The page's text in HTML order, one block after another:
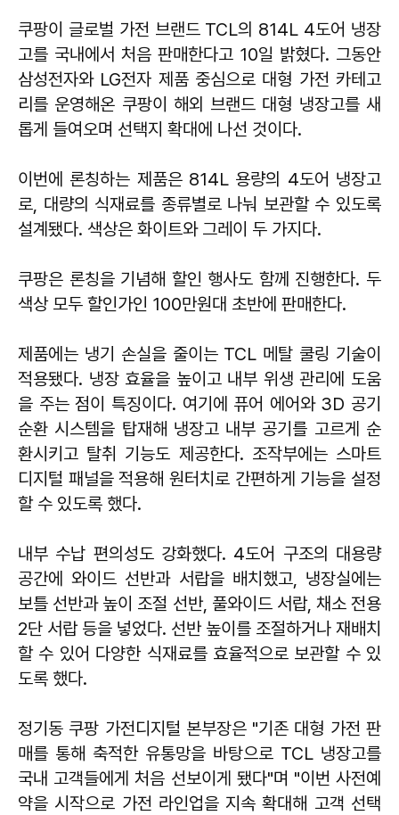
쿠팡이 글로벌 가전 브랜드 TCL의 814L 4도어 냉장
고를 국내에서 처음 판매한다고 10일 밝혔다. 그동안
삼성전자와 LG전자 제품 중심으로 대형 가전 카테고
리를 운영해온 쿠팡이 해외 브랜드 대형 냉장고를 새
롭게 들여오며 선택지 확대에 나선 것이다.
이번에 론칭하는 제품은 814L 용량의 4도어 냉장고
로, 대량의 식재료를 종류별로 나눠 보관할 수 있도록
설계됐다. 색상은 화이트와 그레이 두 가지다.
쿠팡은 론칭을 기념해 할인 행사도 함께 진행한다. 두
색상 모두 할인가인 100만원대 초반에 판매한다.
제품에는 냉기 손실을 줄이는 TCL 메탈 쿨링 기술이
적용됐다. 냉장 효율을 높이고 내부 위생 관리에 도움
을 주는 점이 특징이다. 여기에 퓨어 에어와 3D 공기
순환 시스템을 탑재해 냉장고 내부 공기를 고르게 순
환시키고 탈취 기능도 제공한다. 조작부에는 스마트
디지털 패널을 적용해 원터치로 간편하게 기능을 설정
할 수 있도록 했다.
내부 수납 편의성도 강화했다. 4도어 구조의 대용량
공간에 와이드 선반과 서랍을 배치했고, 냉장실에는
보틀 선반과 높이 조절 선반, 풀와이드 서랍, 채소 전용
2단 서랍 등을 넣었다. 선반 높이를 조절하거나 재배치
할 수 있어 다양한 식재료를 효율적으로 보관할 수 있
도록 했다.
정기동 쿠팡 가전디지털 본부장은 "기존 대형 가전 판
매를 통해 축적한 유통망을 바탕으로 TCL 냉장고를
국내 고객들에게 처음 선보이게 됐다"며 "이번 사전예
약을 시작으로 가전 라인업을 지속 확대해 고객 선택